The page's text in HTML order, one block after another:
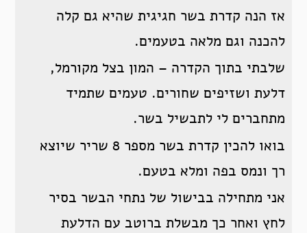
אז הנה קדרת בשר חגיגית שהיא גם קלה
להכנה וגם מלאה בטעמים.
שלבתי בתוך הקדרה – המון בצל מקורמל,
דלעת ושזיפים שחורים. טעמים שתמיד
מתחברים לי לתבשיל בשר.
בואו להכין קדרת בשר מספר 8 שריר שיוצא
רך ונמס בפה ומלא בטעם.
אני מתחילה בבישול של נתחי הבשר בסיר
לחץ ואחר כך מבשלת ברוטב עם הדלעת